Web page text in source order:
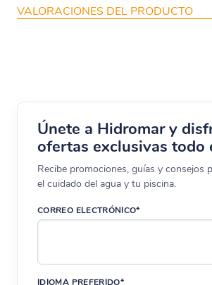
VALORACIONES DEL PRODUCTO
Únete a Hidromar y
ofertas exclusivas todo
Recibe promociones, guías y consejos
el cuidado del agua y tu piscina.
CORREO ELECTRÓNICO*
IDIOMA PREFERIDO*